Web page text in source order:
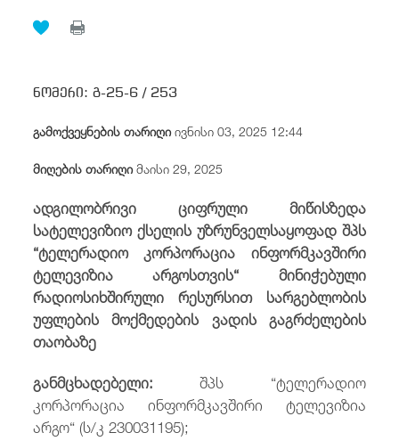
Eng ქარ
ნომერი: გ-25-6 / 253
გამოქვეყნების თარიღიივნისი 03, 2025 12:44
მიღების თარიღიმაისი 29, 2025
ადგილობრივი ციფრული მიწისზედა
სატელევიზიო ქსელის უზრუნველსაყოფად შპს
“ტელერადიო კორპორაცია ინფორმკავშირი
ტელევიზია არგოსთვის“ მინიჭებული
რადიოსიხშირული რესურსით სარგებლობის
უფლების მოქმედების ვადის გაგრძელების
თაობაზე
განმცხადებელი:შპს “ტელერადიო
კორპორაცია ინფორმკავშირი ტელევიზია
არგო“ (ს/კ 230031195);